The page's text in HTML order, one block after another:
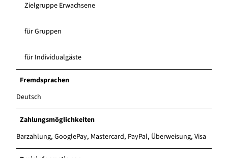
Zielgruppe Erwachsene
für Gruppen
für Individualgäste
Fremdsprachen
Deutsch
Zahlungsmöglichkeiten
Barzahlung, GooglePay, Mastercard, PayPal, Überweisung, Visa